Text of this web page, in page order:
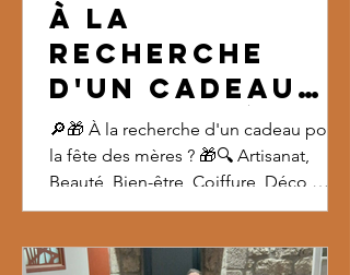
À la
recherche
d'un cadeau
pour la fête
des mères ?
🔎🎁 À la recherche d'un cadeau pour
la fête des mères ? 🎁🔍 Artisanat,
Beauté, Bien-être, Coiffure, Déco,
Gourmand, Loisirs, Mode... Vos
T'CAP ont forcément le cadeau idéal !